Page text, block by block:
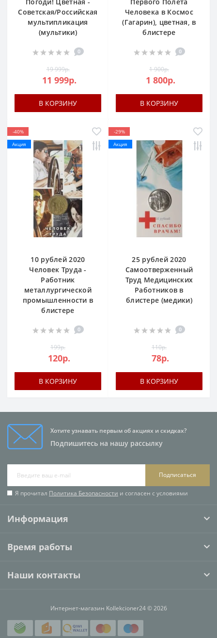
Советская/Российская
мультипликация
(мультики)
0
19 999р.
11 999р.
В КОРЗИНУ
Человека в Космос
(Гагарин), цветная, в
блистере
0
1 900р.
1 800р.
В КОРЗИНУ
-40%
Акция
10 рублей 2020
Человек Труда -
Работник
металлургической
промышленности в
блистере
0
199р.
120р.
В КОРЗИНУ
-29%
Акция
25 рублей 2020
Самоотверженный
Труд Медицинских
Работников в
блистере (медики)
0
110р.
78р.
В КОРЗИНУ
Хотите узнавать первым об акциях и скидках?
Подпишитесь на нашу рассылку
Подписаться
Я прочитал Политика Безопасности и согласен с условиями
Информация
Время работы
Наши контакты
Интернет-магазин Kollekcioner24 © 2026